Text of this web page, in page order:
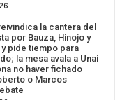
la cantera del
por Bauza, Hinojo y
pide tiempo para
la mesa avala a Unai
no haver fichado
o Marcos